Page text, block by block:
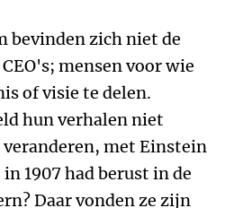
bevinden zich niet de
mensen voor wie
of visie te delen.
hun verhalen niet
met Einstein
1907 had berust in de
Daar vonden ze zijn